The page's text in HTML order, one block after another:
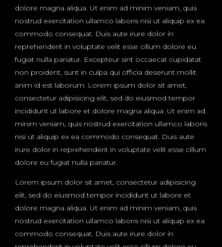
dolore magna aliqua. Ut enim ad minim veniam, quis
nostrud exercitation ullamco laboris nisi ut aliquip ex ea
commodo consequat. Duis aute irure dolor in
reprehenderit in voluptate velit esse cillum dolore eu
fugiat nulla pariatur. Excepteur sint occaecat cupidatat
non proident, sunt in culpa qui officia deserunt mollit
anim id est laborum. Lorem ipsum dolor sit amet,
consectetur adipisicing elit, sed do eiusmod tempor
incididunt ut labore et dolore magna aliqua. Ut enim ad
minim veniam, quis nostrud exercitation ullamco laboris
nisi ut aliquip ex ea commodo consequat. Duis aute
irure dolor in reprehenderit in voluptate velit esse cillum
dolore eu fugiat nulla pariatur.
Lorem ipsum dolor sit amet, consectetur adipisicing
elit, sed do eiusmod tempor incididunt ut labore et
dolore magna aliqua. Ut enim ad minim veniam, quis
nostrud exercitation ullamco laboris nisi ut aliquip ex ea
commodo consequat. Duis aute irure dolor in